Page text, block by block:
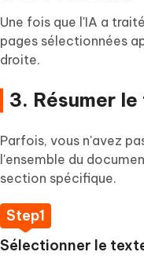
Une fois que l'IA a
pages sélectionnées
droite.
3. Résumer
Parfois, vous n'avez
l'ensemble du
section spécifique.
Sélectionner le